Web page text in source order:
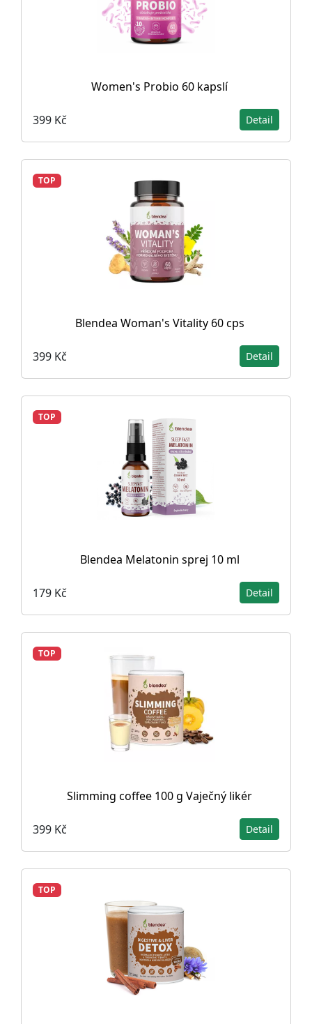
Women's Probio 60 kapslí
399 Kč Detail
TOP
Blendea Woman's Vitality 60 cps
399 Kč Detail
TOP
Blendea Melatonin sprej 10 ml
179 Kč Detail
TOP
Slimming coffee 100 g Vaječný likér
399 Kč Detail
TOP